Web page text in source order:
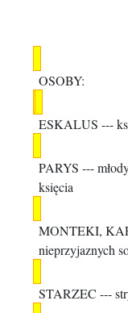
OSOBY:
ESKALUS ---
PARYS ---
księcia
MONTEKI,
nieprzyjaznych
STARZEC ---